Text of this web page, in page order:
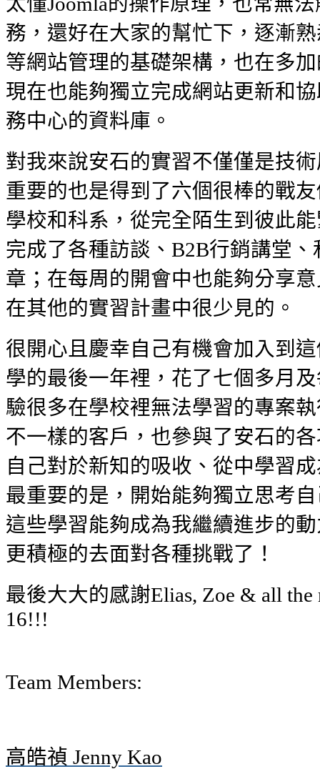
務，還好在大家的幫忙下，逐漸熟
等網站管理的基礎架構，也在多
現在也能夠獨立完成網站更新和
務中心的資料庫。
對我來說安石的實習不僅僅是技
重要的也是得到了六個很棒的戰
學校和科系，從完全陌生到彼此
完成了各種訪談、B2B行銷講堂
章；在每周的開會中也能夠分享
在其他的實習計畫中很少見的。
很開心且慶幸自己有機會加入到
學的最後一年裡，花了七個多月
驗很多在學校裡無法學習的專案
不一樣的客戶，也參與了安石的
自己對於新知的吸收、從中學習
最重要的是，開始能夠獨立思考
這些學習能夠成為我繼續進步的
更積極的去面對各種挑戰了！
最後大大的感謝Elias, Zoe & all the
16!!!
Team Members:
高皓禎 Jenny Kao